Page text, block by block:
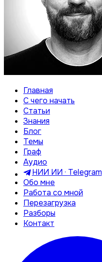
Главная
С чего начать
Статьи
Знания
Блог
Темы
Граф
Аудио
НИИ ИИ · Telegram
Обо мне
Работа со мной
Перезагрузка
Разборы
Контакт